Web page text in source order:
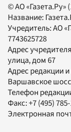
© АО «Газета.Ру»
Название:
Учредитель:АО
7743625728
Адрес
улица, дом 67
Адрес редакции
Варшавское
Телефон
Факс:+7 (495)
Электронная